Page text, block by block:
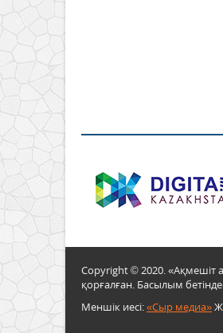
Copyright © 2020. «Ақмешіт
қорғалған. Басылым
Меншік иесі:«Сыр медиа»